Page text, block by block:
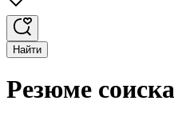
Найти
Резюме